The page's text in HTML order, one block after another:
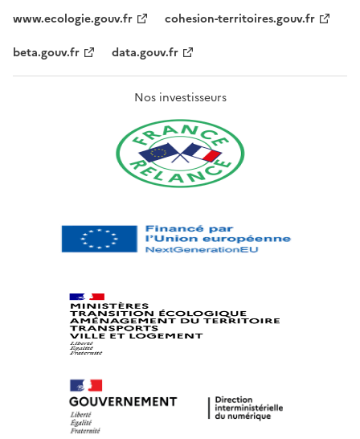
www.ecologie.gouv.fr
cohesion-territoires.gouv.fr
beta.gouv.fr
data.gouv.fr
Nos investisseurs